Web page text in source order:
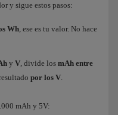
y sigue estos pasos:
Wh, ese es tu valor. No hace
y V, divide los mAh entre
por los V.
mAh y 5V: